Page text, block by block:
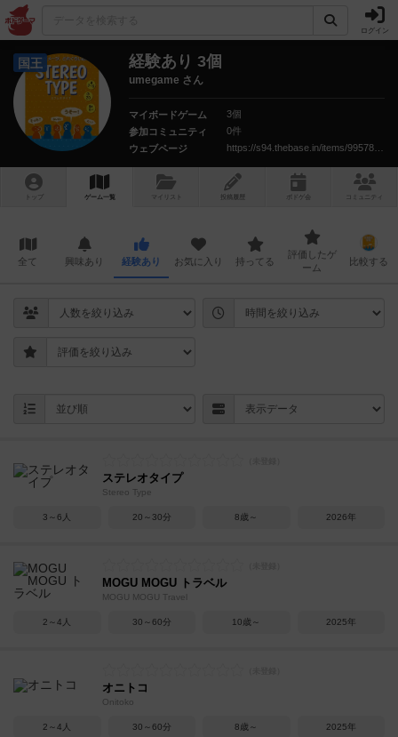
ログイン
国王 経験あり 3個
umegame さん
マイボードゲーム
3個
参加コミュニティ
0件
ウェブページ
トップ ゲーム一覧 マイリスト 投稿履歴 ボ ドゲ コミュニティ
全て 興味あり 経験あり お気に入り 持ってる
評価したゲ
ーム
比較する
ステレオタイプ
Stereo Type
3～6人 20～30分 8歳～ 2026年
MOGU MOGU トラベル
MOGU MOGU Travel
2～4人 30～60分 10歳～ 2025年
オニトコ
Onitoko
2～4人 30～60分 8歳～ 2025年